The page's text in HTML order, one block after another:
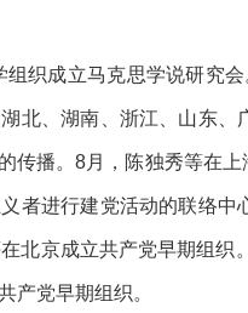
织成立马克思学说研究
北、湖南、浙江、山东
传播。8月，陈独秀等在
者进行建党活动的联络
北京成立共产党早期组织
产党早期组织。